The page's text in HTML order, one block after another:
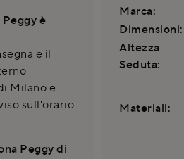
è
e il
Milano e
sull'orario
Peggy di
Marca:
Dimensioni:
Altezza
Seduta:
Materiali: